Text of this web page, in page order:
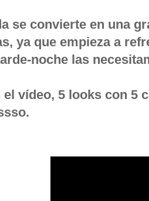
se convierte en una
ya que empieza a
noche las
el vídeo, 5 looks con 5